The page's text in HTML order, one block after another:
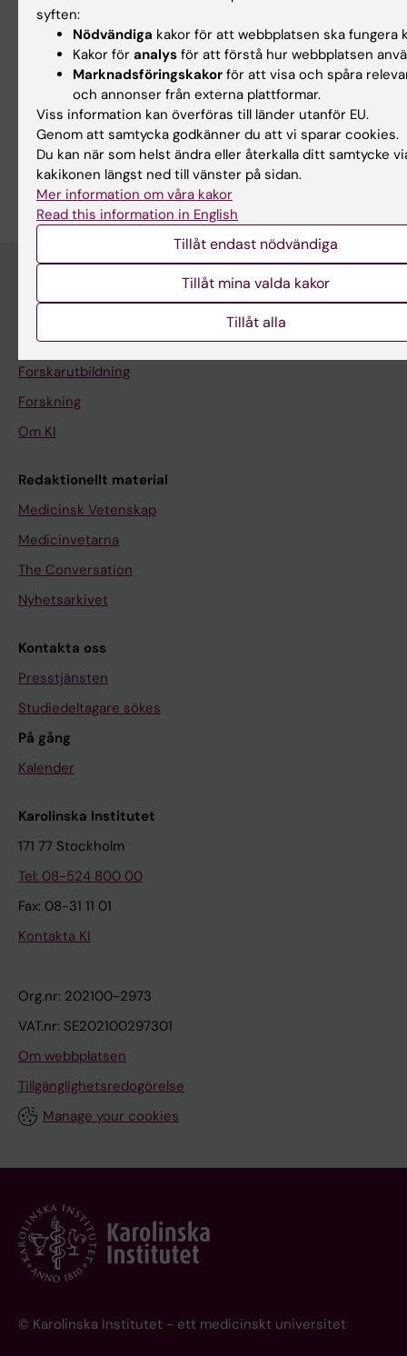
17 sep 2026-17 sep 2026
CBB Drop-in
Centrum för Bioinformatik och
Biostatistik (CBB) erbjuder
drop-in-…
1 okt 2026-1 okt 2026
CBB Drop-in
Centrum för Bioinformatik och
Biostatistik (CBB) erbjuder
drop-in-…
Upptäck KI
Utbildning
Forskarutbildning
Forskning
Om KI
Redaktionellt material
Medicinsk Vetenskap
Medicinvetarna
The Conversation
Nyhetsarkivet
Kontakta oss
Presstjänsten
Studiedeltagare sökes
På gång
Kalender
Karolinska Institutet
171 77 Stockholm
Tel: 08-524 800 00
Fax: 08-31 11 01
Kontakta KI
Org.nr: 202100-2973
VAT.nr: SE202100297301
Om webbplatsen
Tillgänglighetsredogörelse
Manage your cookies
© Karolinska Institutet - ett medicinskt universitet
syften:
Nödvändiga kakor för att webbplatsen ska fungera
Kakor för analys för att förstå hur webbplatsen
Marknadsföringskakor för att visa och spåra
och annonser från externa plattformar.
Viss information kan överföras till länder utanför EU.
Genom att samtycka godkänner du att vi sparar cookies.
Du kan när som helst ändra eller återkalla ditt samtycke
kakikonen längst ned till vänster på sidan.
Mer information om våra kakor
Read this information in English
Tillåt endast nödvändiga
Tillåt mina valda kakor
Tillåt alla